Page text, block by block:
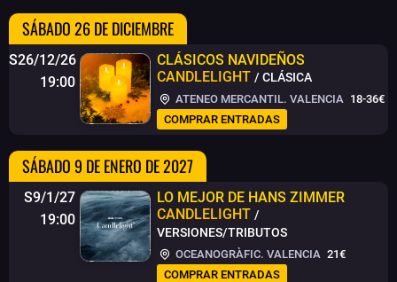
SÁBADO 26 DE DICIEMBRE
S26/12/26
19:00
CLÁSICOS NAVIDEÑOS
CANDLELIGHT / CLÁSICA
ATENEO MERCANTIL. VALENCIA 18-36€
COMPRAR ENTRADAS
SÁBADO 9 DE ENERO DE 2027
S9/1/27
19:00
LO MEJOR DE HANS ZIMMER
CANDLELIGHT /
VERSIONES/TRIBUTOS
OCEANOGRÀFIC. VALENCIA 21€
COMPRAR ENTRADAS